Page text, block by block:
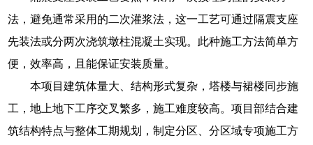
法，避免通常采用的二次灌浆法，这一工艺可通过隔震支座
先装法或分两次浇筑墩柱混凝土实现。此种施工方法简单方
便，效率高，且能保证安装质量。
本项目建筑体量大、结构形式复杂，塔楼与裙楼同步施
工，地上地下工序交叉繁多，施工难度较高。项目部结合建
筑结构特点与整体工期规划，制定分区、分区域专项施工方